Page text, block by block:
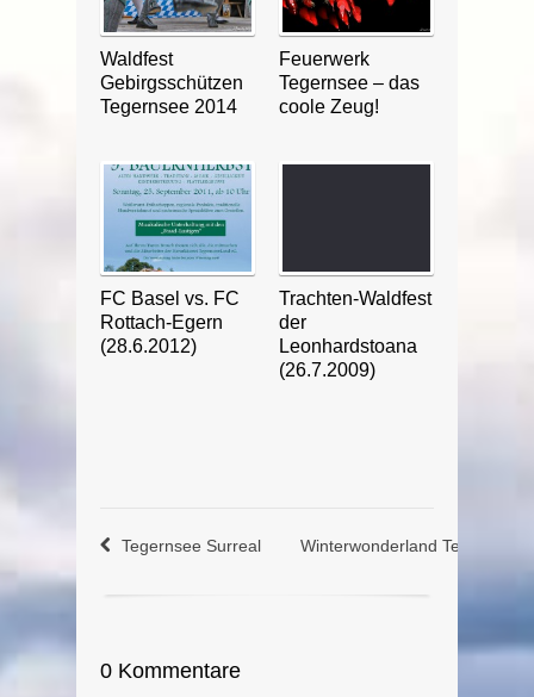
Waldfest
Gebirgsschützen
Tegernsee 2014
Feuerwerk
Tegernsee – das
coole Zeug!
FC Basel vs. FC
Rottach-Egern
(28.6.2012)
Trachten-Waldfest
der
Leonhardstoana
(26.7.2009)
Tegernsee Surreal Winterwonderland Tegernsee
0 Kommentare